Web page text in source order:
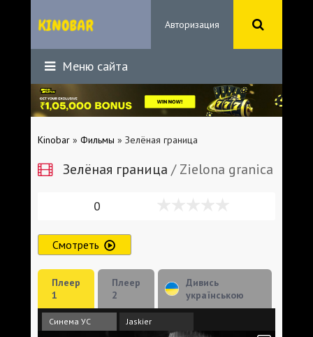
Авторизация
Меню сайта
Kinobar » Фильмы » Зелёная граница
Зелёная граница / Zielona granica
0
Смотреть
Плеер
1
Плеер
2
Дивись
українською
Синема УС Jaskier